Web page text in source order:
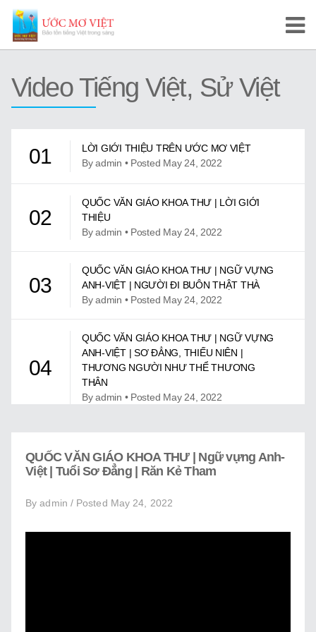
Cuộc Thi Ước Mơ Việt
Hướng Dẫn
Tài Liệu Học Tập
Video Tự Học và Dạy Tiếng Việt
Video Đọc Truyện
Video Tiếng Việt, Sử Việt
Giới Thiệu
Trung Tâm Việt Ngữ
Video Tiếng Việt, Sử Việt
01
LỜI GIỚI THIỆU TRÊN ƯỚC MƠ VIỆT
By admin • Posted May 24, 2022
02
QUỐC VĂN GIÁO KHOA THƯ | LỜI GIỚI
THIỆU
By admin • Posted May 24, 2022
03
QUỐC VĂN GIÁO KHOA THƯ | NGỮ VỰNG
ANH-VIỆT | NGƯỜI ĐI BUÔN THẬT THÀ
By admin • Posted May 24, 2022
04
QUỐC VĂN GIÁO KHOA THƯ | NGỮ VỰNG
ANH-VIỆT | SƠ ĐẲNG, THIẾU NIÊN |
THƯƠNG NGƯỜI NHƯ THỂ THƯƠNG
THÂN
By admin • Posted May 24, 2022
05
QUỐC VĂN GIÁO KHOA THƯ | NGỮ VỰNG
ANH-VIỆT | TUỔI DỰ BỊ | HỒ HOÀN KIẾM Ở
HÀ NỘI
By admin • Posted May 24, 2022
06
ANH-VIỆT | TUỔI DỰ BỊ | NHÀ Ở PHẢI SẠCH
QUỐC VĂN GIÁO KHOA THƯ | Ngữ vựng Anh-
Việt | Tuổi Sơ Đẳng | Răn Kẻ Tham
By admin / Posted May 24, 2022